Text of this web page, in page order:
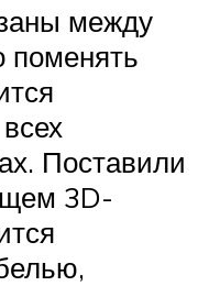
между
поменять
Поставили
3D-